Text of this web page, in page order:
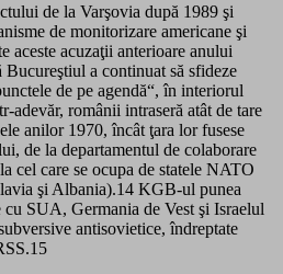
de la Varşovia după 1989 şi
de monitorizare americane şi
aceste acuzaţii anterioare anului
a continuat să sfideze
de pe agendă“, în interiorul
adevăr, românii intraseră atât de tare
anilor 1970, încât ţara lor fusese
de la departamentul de colaborare
cel care se ocupa de statele NATO
şi Albania).14 KGB-ul punea
cu SUA, Germania de Vest şi Israelul
antisovietice, îndreptate